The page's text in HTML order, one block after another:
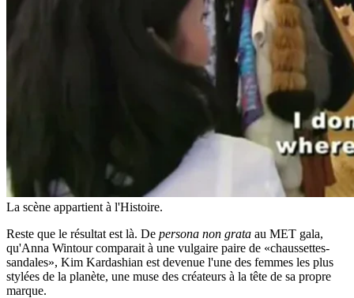
La scène appartient à l'Histoire.
Reste que le résultat est là. De persona non grata au MET gala,
qu'Anna Wintour comparait à une vulgaire paire de «chaussettes-
sandales», Kim Kardashian est devenue l'une des femmes les plus
stylées de la planète, une muse des créateurs à la tête de sa propre
marque.